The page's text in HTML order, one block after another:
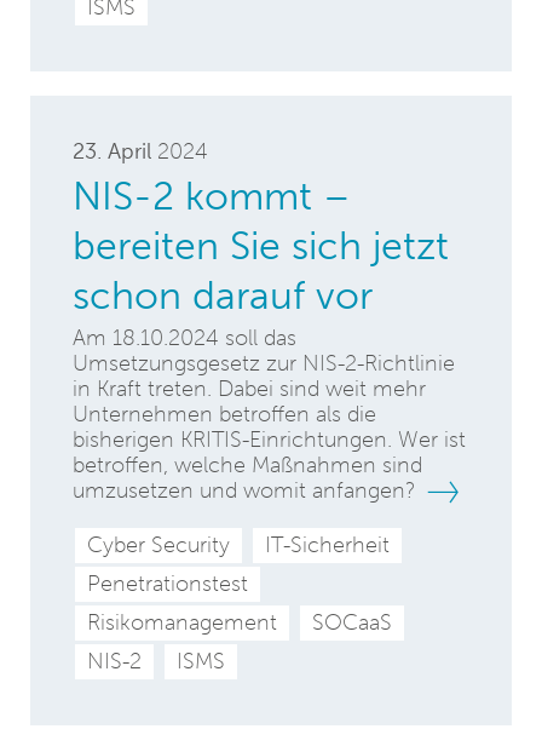
ISMS
23. April 2024
NIS-2 kommt –
bereiten Sie sich jetzt
schon darauf vor
Am 18.10.2024 soll das
Umsetzungsgesetz zur NIS-2-Richtlinie
in Kraft treten. Dabei sind weit mehr
Unternehmen betroffen als die
bisherigen KRITIS-Einrichtungen. Wer ist
betroffen, welche Maßnahmen sind
umzusetzen und womit anfangen?
Cyber Security
IT-Sicherheit
Penetrationstest
Risikomanagement
SOCaaS
NIS-2
ISMS